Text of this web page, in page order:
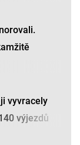
vyvracely
výjezdů